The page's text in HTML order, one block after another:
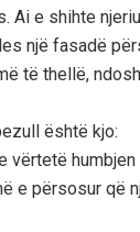
Ai e shihte
një fasadë
të thellë,
është kjo:
vërtetë
e përsosur që